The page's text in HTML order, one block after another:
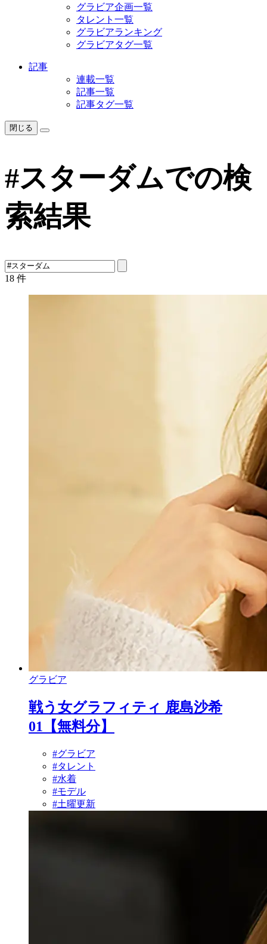
グラビア企画一覧
タレント一覧
グラビアランキング
グラビアタグ一覧
記事
連載一覧
記事一覧
記事タグ一覧
閉じる
#スターダムでの検
索結果
18 件
グラビア
戦う女グラフィティ 鹿島沙希
01【無料分】
#グラビア
#タレント
#水着
#モデル
#土曜更新